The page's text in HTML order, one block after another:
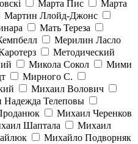
Марта Пис
Марта
Мартин Ллойд-Джонс
Мать Тереза
Мерилин Ласло
Методический
Микола Сокол
Мими
Мирного С.
Михаил Волович
Телеповы
Михаил Черенков
Шаптала
Михаил
Михайло Подворняк